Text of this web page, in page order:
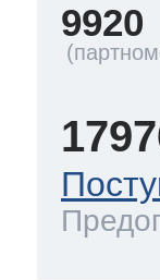
9920